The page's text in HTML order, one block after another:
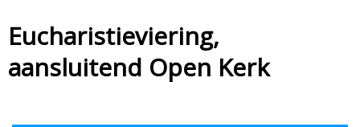
Eucharistieviering,
aansluitend Open Kerk